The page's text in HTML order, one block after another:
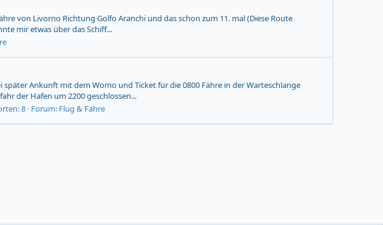
von Livorno Richtung Golfo Aranchi und das schon zum 11. mal (Diese Route
mir etwas über das Schiff...
Ankunft mit dem Womo und Ticket für die 0800 Fähre in der Warteschlange
der Hafen um 2200 geschlossen...
8 Forum: Flug & Fähre